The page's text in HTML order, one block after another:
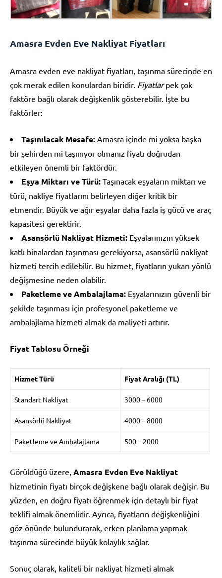
Amasra Evden Eve Nakliyat Fiyatları
Amasra evden eve nakliyat fiyatları, taşınma sürecinde en
çok merak edilen konulardan biridir. Fiyatlarpek çok
faktöre bağlı olarak değişkenlik gösterebilir. İşte bu
faktörler:
Taşınılacak Mesafe: Amasra içinde mi yoksa başka
bir şehirden mi taşınıyor olmanız fiyatı doğrudan
etkileyen önemli bir faktördür.
Eşya Miktarı ve Türü: Taşınacak eşyaların miktarı ve
türü, nakliye fiyatlarını belirleyen diğer kritik bir
etmendir. Büyük ve ağır eşyalar daha fazla iş gücü ve araç
kapasitesi gerektirir.
Asansörlü Nakliyat Hizmeti: Eşyalarınızın yüksek
katlı binalardan taşınması gerekiyorsa, asansörlü nakliyat
hizmeti tercih edilebilir. Bu hizmet, fiyatların yukarı yönlü
değişmesine neden olabilir.
Paketleme ve Ambalajlama: Eşyalarınızın güvenli bir
şekilde taşınması için profesyonel paketleme ve
ambalajlama hizmeti almak da maliyeti artırır.
Fiyat Tablosu Örneği
Hizmet Türü Fiyat Aralığı (TL)
Standart Nakliyat 3000 – 6000
Asansörlü Nakliyat 4000 – 8000
Paketleme ve Ambalajlama 500 – 2000
Görüldüğü üzere, Amasra Evden Eve Nakliyat
hizmetinin fiyatı birçok değişkene bağlı olarak değişir. Bu
yüzden, en doğru fiyatı öğrenmek için detaylı bir fiyat
teklifi almak önemlidir. Ayrıca, fiyatların değişkenliğini
göz önünde bulundurarak, erken planlama yapmak
taşınma sürecinde büyük kolaylık sağlar.
Sonuç olarak, kaliteli bir nakliyat hizmeti almak